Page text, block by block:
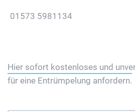
01573 5981134
Hier sofort kostenloses und
für eine Entrümpelung anfordern.